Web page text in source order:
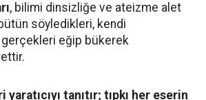
, bilimi dinsizliğe ve ateizme alet
söyledikleri, kendi
gerçekleri eğip bükerek
tanıtır; tıpkı her eserin